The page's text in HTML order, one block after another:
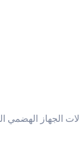
الجهاز الهضمي